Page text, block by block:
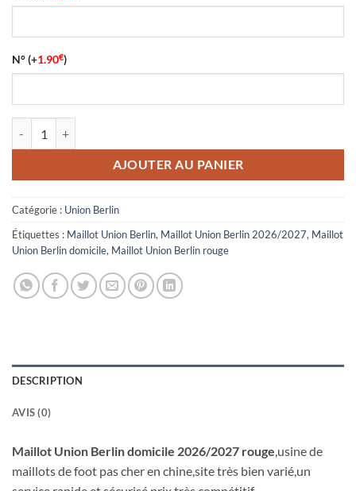
N°(+1.90€)
AJOUTER AU PANIER
Catégorie : Union Berlin
Étiquettes : Maillot Union Berlin, Maillot Union Berlin 2026/2027, Maillot
Union Berlin domicile, Maillot Union Berlin rouge
DESCRIPTION
AVIS (0)
Maillot Union Berlin domicile 2026/2027 rouge,usine de
maillots de foot pas cher en chine,site très bien varié,un